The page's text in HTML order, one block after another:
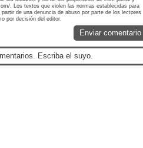
. Los textos que violen las normas establecidas para
de una denuncia de abuso por parte de los lectores
por decisión del editor.
Enviar comentario
Escriba el suyo.